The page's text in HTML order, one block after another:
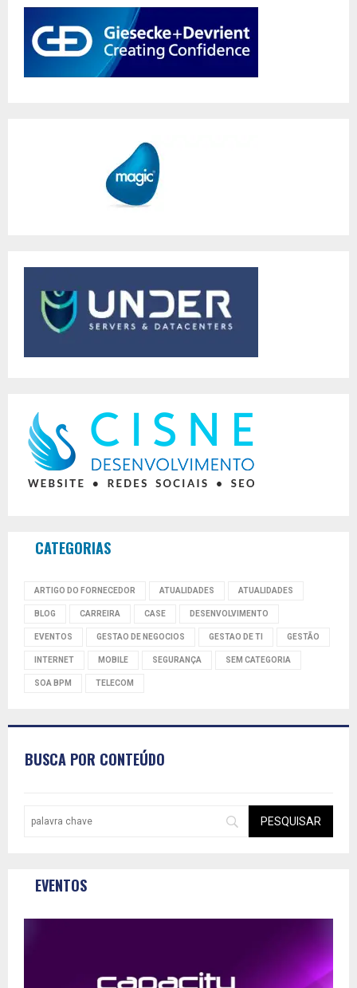
CATEGORIAS
ARTIGO DO FORNECEDOR ATUALIDADES ATUALIDADES
BLOG CARREIRA CASE DESENVOLVIMENTO
EVENTOS GESTAO DE NEGOCIOS GESTAO DE TI GESTÃO
INTERNET MOBILE SEGURANÇA SEM CATEGORIA
SOA BPM TELECOM
BUSCA POR CONTEÚDO
EVENTOS